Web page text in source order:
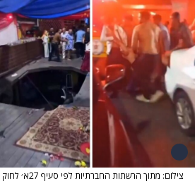
צילום: מתוך הרשתות החברתיות לפי סעיף 27א׳ לחוק זכויות יוצרים